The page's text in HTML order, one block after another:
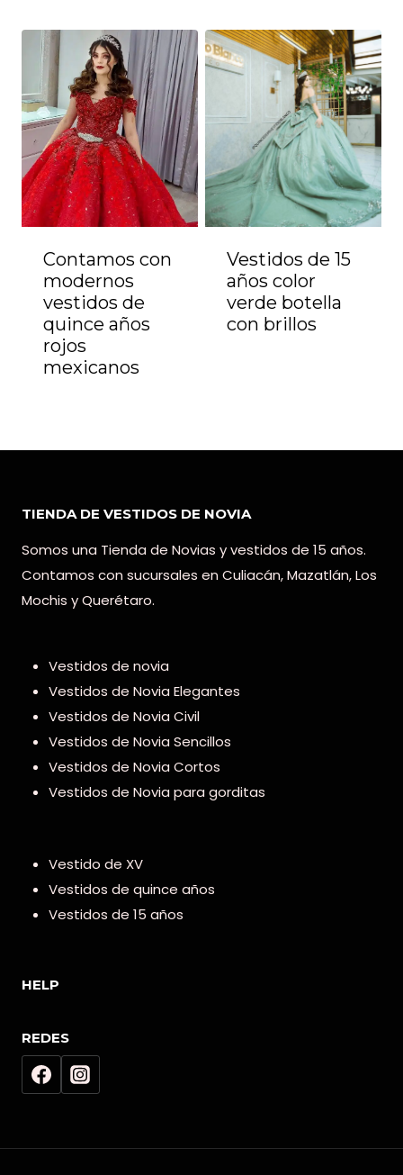
Contamos con
modernos
vestidos de
quince años
rojos
mexicanos
Vestidos de 15
años color
verde botella
con brillos
TIENDA DE VESTIDOS DE NOVIA
Somos una Tienda de Novias y vestidos de 15 años.
Contamos con sucursales en Culiacán, Mazatlán, Los
Mochis y Querétaro.
Vestidos de novia
Vestidos de Novia Elegantes
Vestidos de Novia Civil
Vestidos de Novia Sencillos
Vestidos de Novia Cortos
Vestidos de Novia para gorditas
Vestido de XV
Vestidos de quince años
Vestidos de 15 años
HELP
REDES